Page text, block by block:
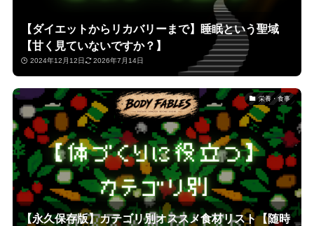
【ダイエットからリカバリーまで】睡眠という聖域
【甘く見ていないですか？】
2024年12月12日 2026年7月14日
栄養・食事
【永久保存版】カテゴリ別オススメ食材リスト【随時